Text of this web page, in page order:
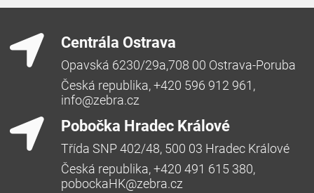
Centrála Ostrava
Opavská 6230/29a,708 00 Ostrava-Poruba
Česká republika, +420 596 912 961,
info@zebra.cz
Pobočka Hradec Králové
Třída SNP 402/48, 500 03 Hradec Králové
Česká republika, +420 491 615 380,
pobockaHK@zebra.cz